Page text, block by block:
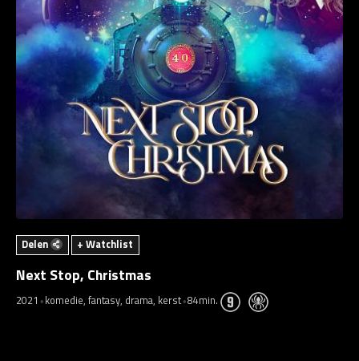
Delen + Watchlist
Next Stop, Christmas
2021 komedie, fantasy, drama, kerst 84min.